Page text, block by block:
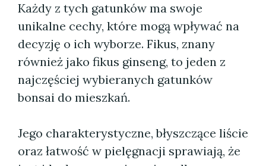
Każdy z tych gatunków ma swoje
unikalne cechy, które mogą wpływać na
decyzję o ich wyborze. Fikus, znany
również jako fikus ginseng, to jeden z
najczęściej wybieranych gatunków
bonsai do mieszkań.
Jego charakterystyczne, błyszczące liście
oraz łatwość w pielęgnacji sprawiają, że